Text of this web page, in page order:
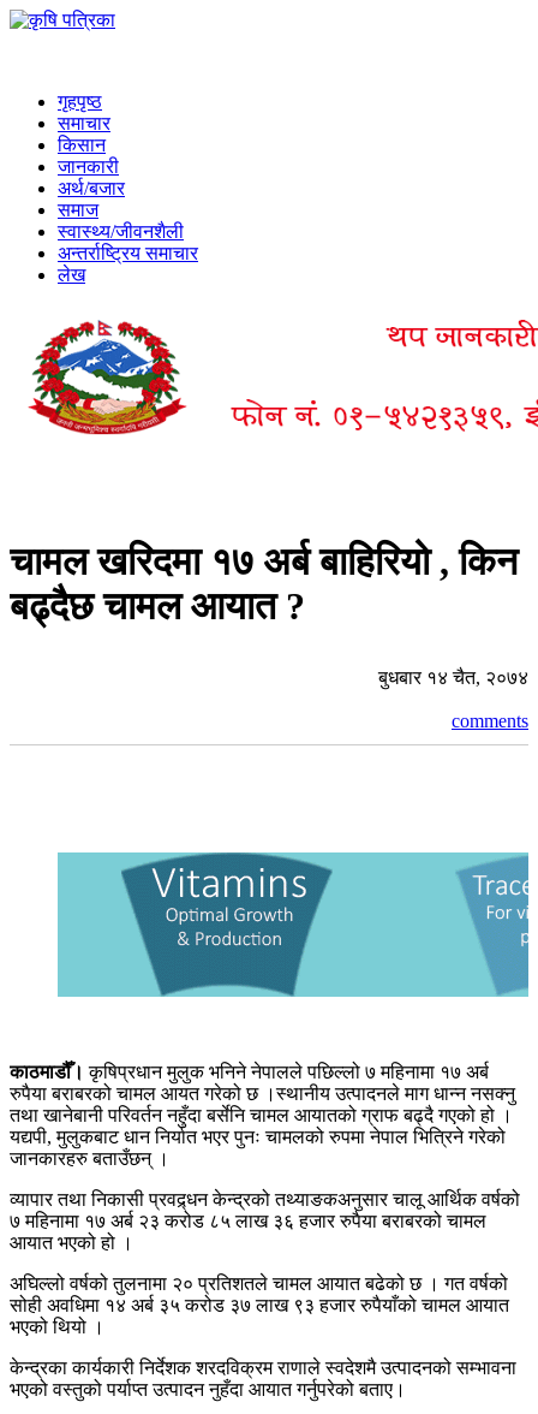
गृहपृष्ठ
समाचार
किसान
जानकारी
अर्थ/बजार
समाज
स्वास्थ्य/जीवनशैली
अन्तर्राष्ट्रिय समाचार
लेख
चामल खरिदमा १७ अर्ब बाहिरियो , किन
बढ्दैछ चामल आयात ?
बुधबार १४ चैत, २०७४
comments
काठमाडौँ। कृषिप्रधान मुलुक भनिने नेपालले पछिल्लो ७ महिनामा १७ अर्ब
रुपैया बराबरको चामल आयत गरेको छ ।स्थानीय उत्पादनले माग धान्न नसक्नु
तथा खानेबानी परिवर्तन नहुँदा बर्सेनि चामल आयातको ग्राफ बढ्दै गएको हो ।
यद्यपी, मुलुकबाट धान निर्यात भएर पुनः चामलको रुपमा नेपाल भित्रिने गरेको
जानकारहरु बताउँछन् ।
व्यापार तथा निकासी प्रवद्र्धन केन्द्रको तथ्याङकअनुसार चालू आर्थिक वर्षको
७ महिनामा १७ अर्ब २३ करोड ८५ लाख ३६ हजार रुपैया बराबरको चामल
आयात भएको हो ।
अघिल्लो वर्षको तुलनामा २० प्रतिशतले चामल आयात बढेको छ । गत वर्षको
सोही अवधिमा १४ अर्ब ३५ करोड ३७ लाख ९३ हजार रुपैयाँको चामल आयात
भएको थियो ।
केन्द्रका कार्यकारी निर्देशक शरदविक्रम राणाले स्वदेशमै उत्पादनको सम्भावना
भएको वस्तुको पर्याप्त उत्पादन नुहँदा आयात गर्नुपरेको बताए।